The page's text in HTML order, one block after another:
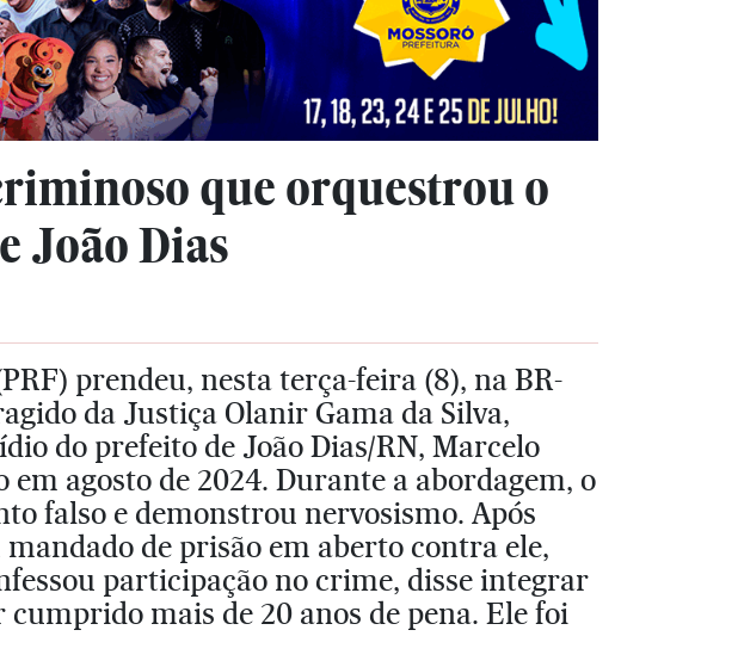
que orquestrou o
João Dias
prendeu, nesta terça-feira (8), na BR-
da Justiça Olanir Gama da Silva,
do prefeito de João Dias/RN, Marcelo
em agosto de 2024. Durante a abordagem, o
falso e demonstrou nervosismo. Após
de prisão em aberto contra ele,
participação no crime, disse integrar
mais de 20 anos de pena. Ele foi